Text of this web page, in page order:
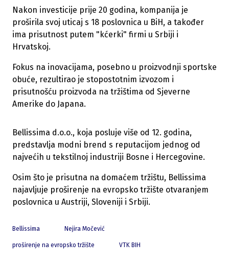
Nakon investicije prije 20 godina, kompanija je
proširila svoj uticaj s 18 poslovnica u BiH, a također
ima prisutnost putem "kćerki" firmi u Srbiji i
Hrvatskoj.
Fokus na inovacijama, posebno u proizvodnji sportske
obuće, rezultirao je stopostotnim izvozom i
prisutnošću proizvoda na tržištima od Sjeverne
Amerike do Japana.
Bellissima d.o.o., koja posluje više od 12. godina,
predstavlja modni brend s reputacijom jednog od
najvećih u tekstilnoj industriji Bosne i Hercegovine.
Osim što je prisutna na domaćem tržištu, Bellissima
najavljuje proširenje na evropsko tržište otvaranjem
poslovnica u Austriji, Sloveniji i Srbiji.
Bellissima Nejira Močević
proširenje na evropsko tržište VTK BIH